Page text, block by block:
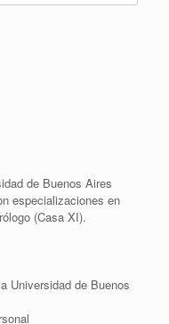
de Buenos Aires
especializaciones en
(Casa XI).
Universidad de Buenos